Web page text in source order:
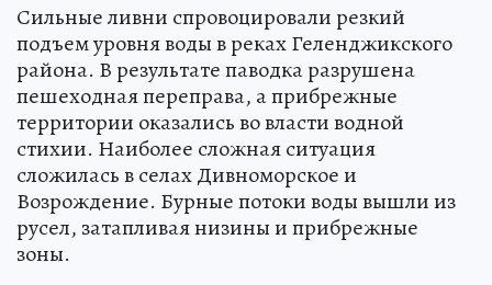
Сильные ливни спровоцировали резкий
подъем уровня воды в реках Геленджикского
района. В результате паводка разрушена
пешеходная переправа, а прибрежные
территории оказались во власти водной
стихии. Наиболее сложная ситуация
сложилась в селах Дивноморское и
Возрождение. Бурные потоки воды вышли из
русел, затапливая низины и прибрежные
зоны.